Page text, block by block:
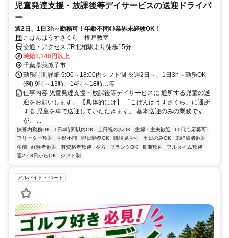
児童発達支援・放課後等デイサービスの送迎ドライバ
ー
週2日、1日3h～勤務可！年齢不問◎業界未経験OK！
こぱんはうすさくら 根戸教室
交通・アクセス JR北柏駅より徒歩15分
時給1,140円以上
千葉県我孫子市
勤務時間詳細 9:00～18:00内シフト制 ※週2日～、1日3h～勤務OK
(例) 9時～13時、14時～18時…等
仕事内容 児童発達支援・放課後等デイサービスに 通所する児童の送
迎をお願いします。 【具体的には】 「こぱんはうすさくら」に通所
する 児童を車で送迎していただきます。 基本送迎のみの業務です
が、 ...
扶養内勤務OK 1日4時間以内OK 土日祝のみOK 主婦・主夫歓迎
60代も応募可
フリーター歓迎
学歴不問 即日勤務OK 職場見学可 平日のみOK
未経験者歓迎
午前
経験者歓迎 有資格者歓迎 夕方 ブランクOK 長期歓迎
フルタイム歓迎
週2・3日からOK
シフト制
アルバイト・パート